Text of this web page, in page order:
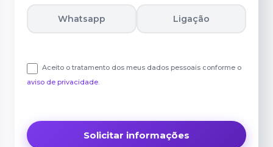
Whatsapp Ligação
Aceito o tratamento dos meus dados pessoais conforme o
aviso de privacidade.